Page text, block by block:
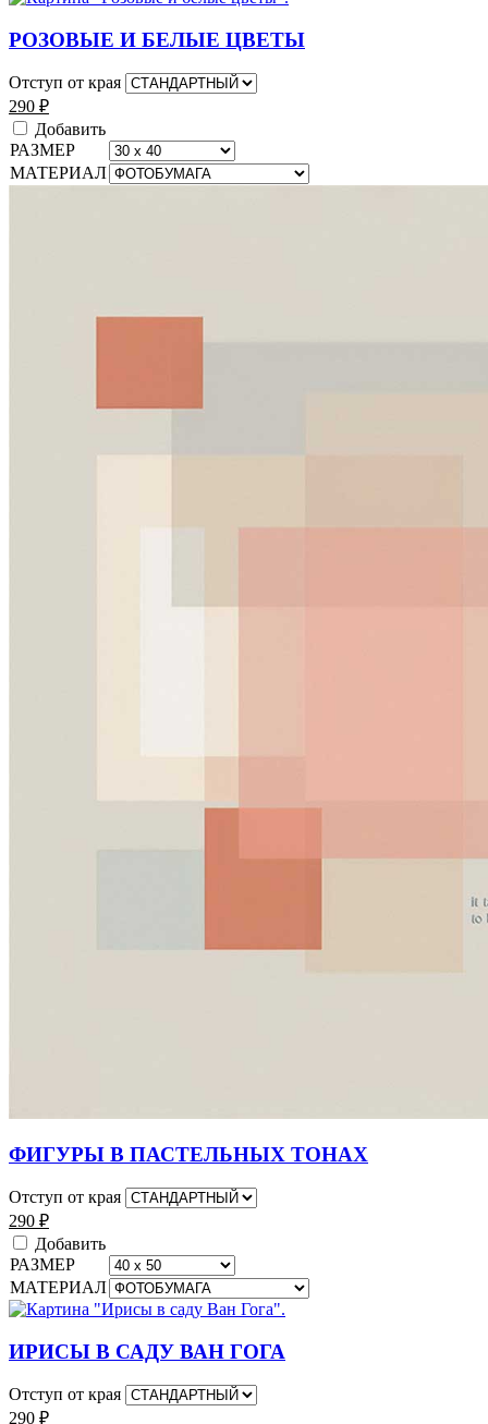
РОЗОВЫЕ И БЕЛЫЕ ЦВЕТЫ
Отступ от края
290 ₽
Добавить
РАЗМЕР
МАТЕРИАЛ
ФИГУРЫ В ПАСТЕЛЬНЫХ ТОНАХ
Отступ от края
290 ₽
Добавить
РАЗМЕР
МАТЕРИАЛ
ИРИСЫ В САДУ ВАН ГОГА
Отступ от края
290 ₽